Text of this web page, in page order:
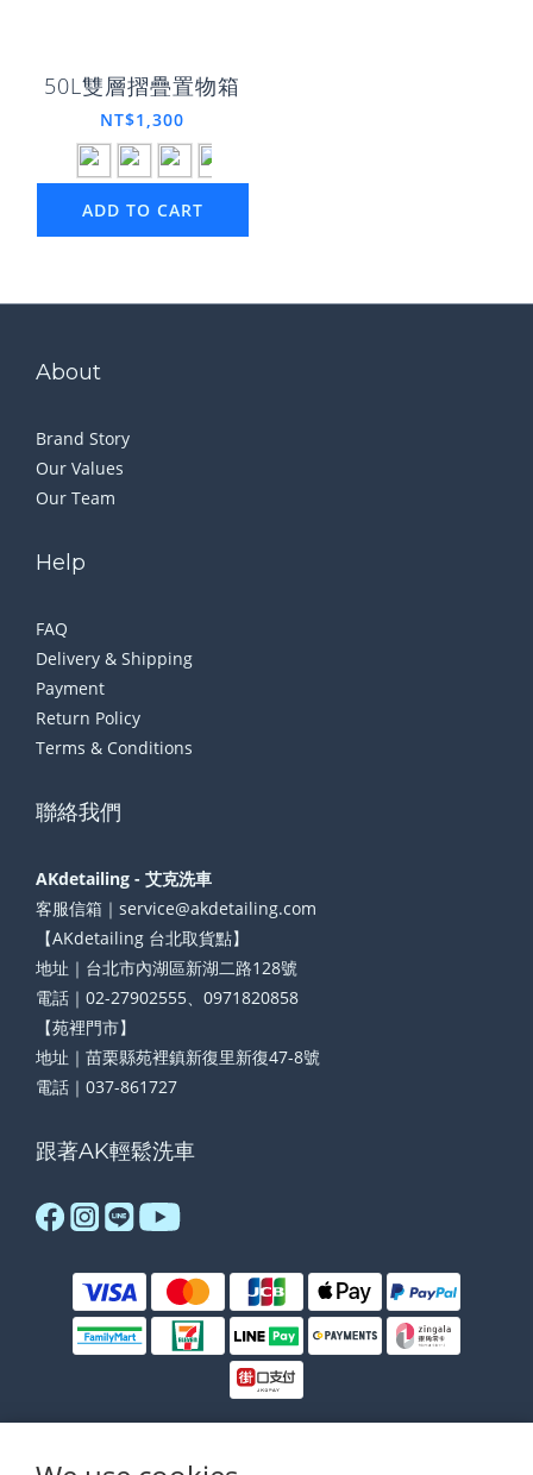
50L雙層摺疊置物箱
NT$1,300
ADD TO CART
About
Brand Story
Our Values
Our Team
Help
FAQ
Delivery & Shipping
Payment
Return Policy
Terms & Conditions
聯絡我們
AKdetailing - 艾克洗車
客服信箱｜service@akdetailing.com
【AKdetailing 台北取貨點】
地址｜台北市內湖區新湖二路128號
電話｜02-27902555、0971820858
【苑裡門市】
地址｜苗栗縣苑裡鎮新復里新復47-8號
電話｜037-861727
跟著AK輕鬆洗車